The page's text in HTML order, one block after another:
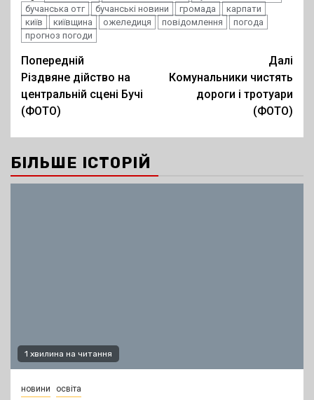
бучанська отг
бучанські новини громада
карпати
київ
київщина ожеледиця повідомлення
погода
прогноз погоди
Post
navigation
Попередній
Різдвяне дійство на
центральній сцені Бучі
(ФОТО)
Далі
Комунальники чистять
дороги і тротуари
(ФОТО)
БІЛЬШЕ ІСТОРІЙ
1 хвилина на читання
новини освіта